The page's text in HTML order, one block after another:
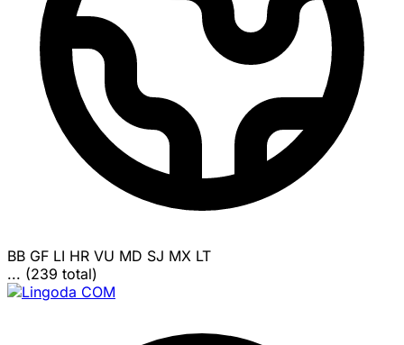
BB GF LI HR VU MD SJ MX LT
... (239 total)